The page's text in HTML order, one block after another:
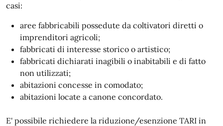
casi:
aree fabbricabili possedute da coltivatori diretti o
imprenditori agricoli;
fabbricati di interesse storico o artistico;
fabbricati dichiarati inagibili o inabitabili e di fatto
non utilizzati;
abitazioni concesse in comodato;
abitazioni locate a canone concordato.
E' possibile richiedere la riduzione/esenzione TARI in